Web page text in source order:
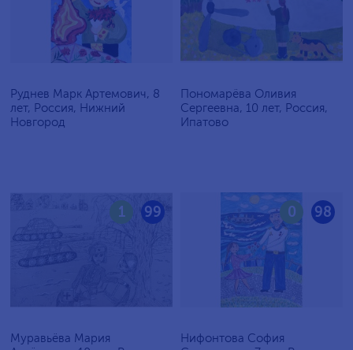
Руднев Марк Артемович, 8
лет, Россия, Нижний
Новгород
Пономарёва Оливия
Сергеевна, 10 лет, Россия,
Ипатово
99
1
Муравьёва Мария
98
0
Нифонтова София